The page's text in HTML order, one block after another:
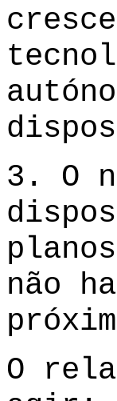
3. O
não
O